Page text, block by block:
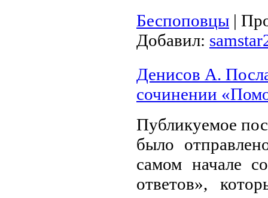
Беспоповцы |
Добавил:
Денисов А.
сочинении
Публикуемое
было
самом начале
ответов»,